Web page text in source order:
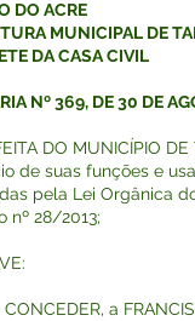
DO ACRE
MUNICIPAL DE
DA CASA CIVIL
Nº 369, DE 30 DE
DO MUNICÍPIO
de suas funções e
pela Lei Orgânica
nº 28/2013;
CONCEDER, a